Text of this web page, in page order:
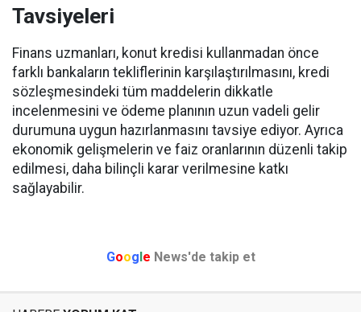
Tavsiyeleri
Finans uzmanları, konut kredisi kullanmadan önce
farklı bankaların tekliflerinin karşılaştırılmasını, kredi
sözleşmesindeki tüm maddelerin dikkatle
incelenmesini ve ödeme planının uzun vadeli gelir
durumuna uygun hazırlanmasını tavsiye ediyor. Ayrıca
ekonomik gelişmelerin ve faiz oranlarının düzenli takip
edilmesi, daha bilinçli karar verilmesine katkı
sağlayabilir.
Google News'de takip et